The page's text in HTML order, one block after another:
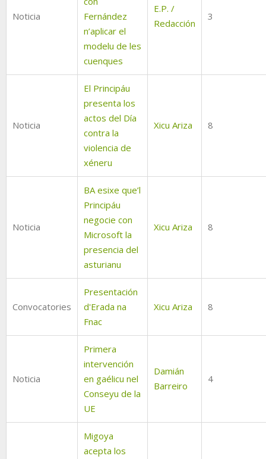
Noticia
Fernández
n’aplicar el
modelu de les
cuenques
E.P. /
Redacción
3
Noticia
El Principáu
presenta los
actos del Día
contra la
violencia de
xéneru
Xicu Ariza 8
Noticia
BA esixe que’l
Principáu
negocie con
Microsoft la
presencia del
asturianu
Xicu Ariza 8
Convocatories
Presentación
d'Erada na
Fnac
Xicu Ariza 8
Noticia
Primera
intervención
en gaélicu nel
Conseyu de la
UE
Damián
Barreiro
4
Migoya
acepta los